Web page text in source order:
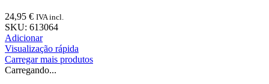
24,95 € IVA incl.
SKU: 613064
Adicionar
Visualização rápida
Carregar mais produtos
Carregando...